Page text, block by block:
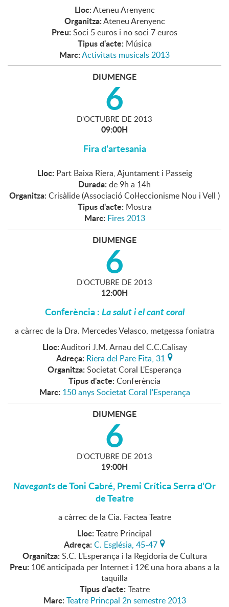
Lloc:Ateneu Arenyenc
Organitza:Ateneu Arenyenc
Preu: Soci 5 euros i no soci 7 euros
Tipus d'acte: Música
Marc:Activitats musicals 2013
DIUMENGE
6
D'OCTUBRE DE 2013
09:00H
Fira d'artesania
Lloc: Part Baixa Riera, Ajuntament i Passeig
Durada: de 9h a 14h
Organitza: Crisàlide (Associació Col·leccionisme Nou i Vell )
Tipus d'acte: Mostra
Marc: Fires 2013
DIUMENGE
6
D'OCTUBRE DE 2013
12:00H
Conferència :La salut i el cant coral
a càrrec de la Dra. Mercedes Velasco, metgessa foniatra
Lloc:Auditori J.M. Arnau del C.C.Calisay
Adreça: Riera del Pare Fita, 31
Organitza: Societat Coral L'Esperança
Tipus d'acte: Conferència
Marc: 150 anys Societat Coral l'Esperança
DIUMENGE
6
D'OCTUBRE DE 2013
19:00H
Navegantsde Toni Cabré, Premi Crítica Serra d'Or
de Teatre
a càrrec de la Cia. Factea Teatre
Lloc: Teatre Principal
Adreça: C. Església, 45-47
Organitza: S.C. L'Esperança i la Regidoria de Cultura
Preu: 10€ anticipada per Internet i 12€ una hora abans a la
taquilla
Tipus d'acte: Teatre
Marc: Teatre Princpal 2n semestre 2013